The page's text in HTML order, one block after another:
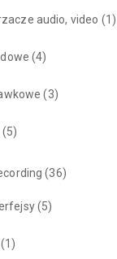
audio, video (1)
(4)
(3)
(5)
(36)
(5)
(1)